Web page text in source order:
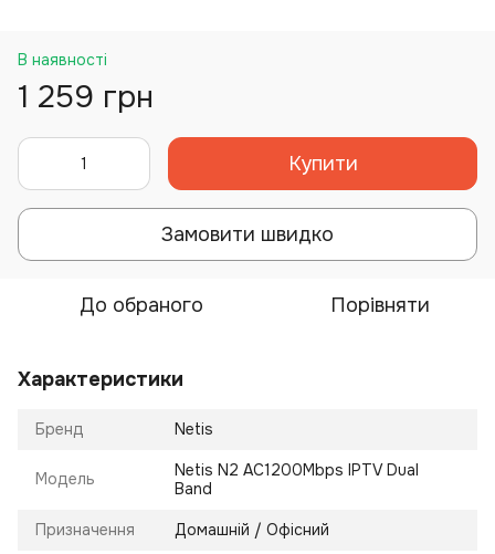
В наявності
1 259 грн
Купити
Замовити швидко
До обраного Порівняти
Характеристики
Бренд Netis
Модель
Netis N2 AC1200Mbps IPTV Dual
Band
Призначення Домашній / Офісний